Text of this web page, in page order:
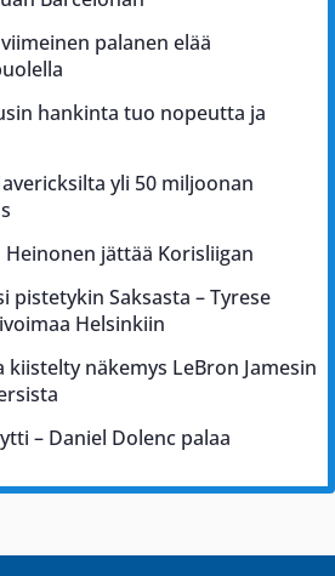
palanen elää
hankinta tuo nopeutta ja
yli 50 miljoonan
Heinonen jättää Korisliigan
pistetykin Saksasta – Tyrese
Helsinkiin
kiistelty näkemys LeBron Jamesin
– Daniel Dolenc palaa